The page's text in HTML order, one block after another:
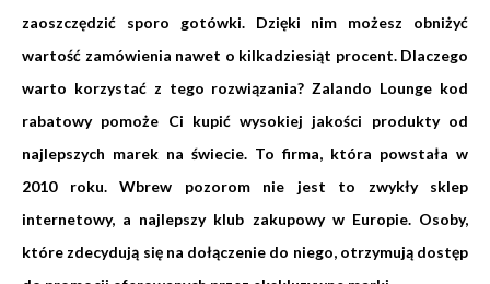
zaoszczędzić sporo gotówki. Dzięki nim możesz obniżyć
wartość zamówienia nawet o kilkadziesiąt procent. Dlaczego
warto korzystać z tego rozwiązania? Zalando Lounge kod
rabatowy pomoże Ci kupić wysokiej jakości produkty od
najlepszych marek na świecie. To firma, która powstała w
2010 roku. Wbrew pozorom nie jest to zwykły sklep
internetowy, a najlepszy klub zakupowy w Europie. Osoby,
które zdecydują się na dołączenie do niego, otrzymują dostęp